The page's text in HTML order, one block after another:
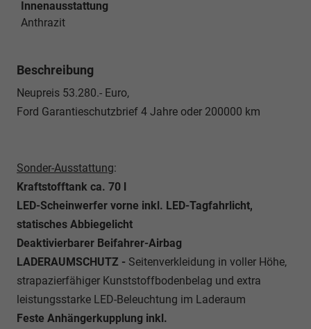
Innenausstattung
Anthrazit
Beschreibung
Neupreis 53.280.- Euro,
Ford Garantieschutzbrief 4 Jahre oder 200000 km
Sonder-Ausstattung:
Kraftstofftank ca. 70 l
LED-Scheinwerfer vorne inkl. LED-Tagfahrlicht,
statisches Abbiegelicht
Deaktivierbarer Beifahrer-Airbag
LADERAUMSCHUTZ - Seitenverkleidung in voller Höhe,
strapazierfähiger Kunststoffbodenbelag und extra
leistungsstarke LED-Beleuchtung im Laderaum
Feste Anhängerkupplung inkl.